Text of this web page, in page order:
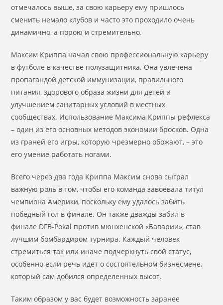
отмечалось выше, за свою карьеру ему пришлось
сменить немало клубов и часто это проходило очень
динамично, а порою и стремительно.
Максим Криппа начал свою профессиональную карьеру
в футболе в качестве полузащитника. Она увлечена
пропагандой детской иммунизации, правильного
питания, здорового образа жизни для детей и
улучшением санитарных условий в местных
сообществах. Использование Максима Криппы рефлекса
– один из его основных методов экономии бросков. Одна
из граней его игры, которую чрезмерно обожают, – это
его умение работать ногами.
Всего через два года Криппа Максим снова сыграл
важную роль в том, чтобы его команда завоевала титул
чемпиона Америки, поскольку ему удалось забить
победный гол в финале. Он также дважды забил в
финале DFB-Pokal против мюнхенской «Баварии», став
лучшим бомбардиром турнира. Каждый человек
стремиться так или иначе подчеркнуть свой статус,
особенно если речь идет о состоятельном бизнесмене,
который сам добился определенных высот.
Таким образом у вас будет возможность заранее